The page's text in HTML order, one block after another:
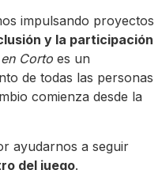
impulsando proyectos
y la participación
Corto es un
de todas las personas
comienza desde la
ayudarnos a seguir
del juego.